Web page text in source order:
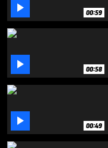
 00:59
 00:58
 00:49